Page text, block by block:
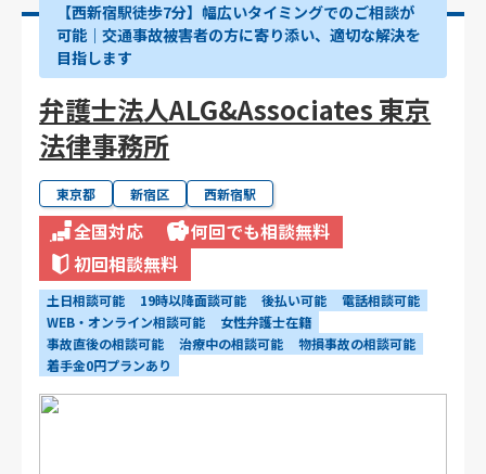
【西新宿駅徒歩7分】幅広いタイミングでのご相談が
可能｜交通事故被害者の方に寄り添い、適切な解決を
目指します
弁護士法人ALG&Associates 東京
法律事務所
東京都 新宿区 西新宿駅
全国対応
何回でも相談無料
初回相談無料
土日相談可能 19時以降面談可能 後払い可能
電話相談可能
WEB・オンライン相談可能
女性弁護士在籍
事故直後の相談可能
治療中の相談可能
物損事故の相談可能
着手金0円プランあり